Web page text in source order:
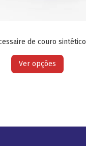
de couro sintético
Ver opções